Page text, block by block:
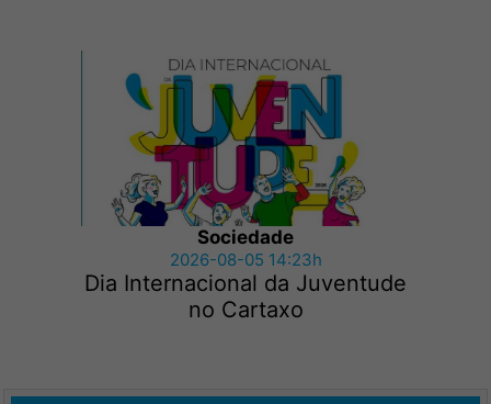
Sociedade
2026-08-05 14:23h
Dia Internacional da Juventude
no Cartaxo